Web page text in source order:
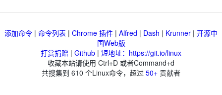
添加命令 | 命令列表 | Chrome 插件 | Alfred | Dash | Krunner | 开源中
国Web版
打赏捐赠 | Github | 短地址：https://git.io/linux
收藏本站请使用 Ctrl+D 或者Command+d
共搜集到 610 个Linux命令，超过 50+ 贡献者